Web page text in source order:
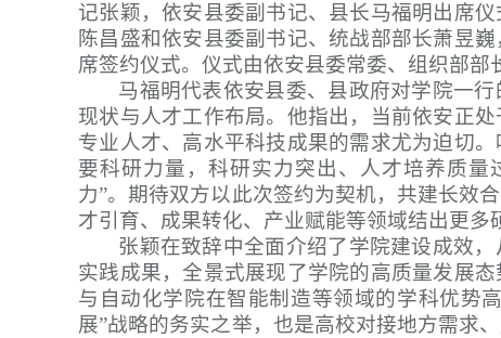
记张颖，依安县委副书记、县长马福明出席
陈昌盛和依安县委副书记、统战部部长萧昱
席签约仪式。仪式由依安县委常委、组织部部
马福明代表依安县委、县政府对学院一
现状与人才工作布局。他指出，当前依安正
专业人才、高水平科技成果的需求尤为迫切
要科研力量，科研实力突出、人才培养质
力”。期待双方以此次签约为契机，共建长效
才引育、成果转化、产业赋能等领域结出更多
张颖在致辞中全面介绍了学院建设成效
实践成果，全景式展现了学院的高质量发展
与自动化学院在智能制造等领域的学科优势
展”战略的务实之举，也是高校对接地方需求